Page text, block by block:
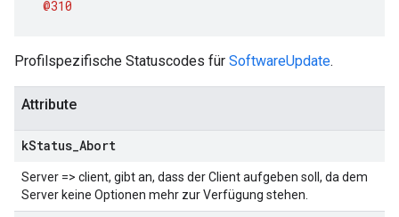
@310
Profilspezifische Statuscodes für SoftwareUpdate.
Attribute
kStatus Abort
Server => client, gibt an, dass der Client aufgeben soll, da dem
Server keine Optionen mehr zur Verfügung stehen.